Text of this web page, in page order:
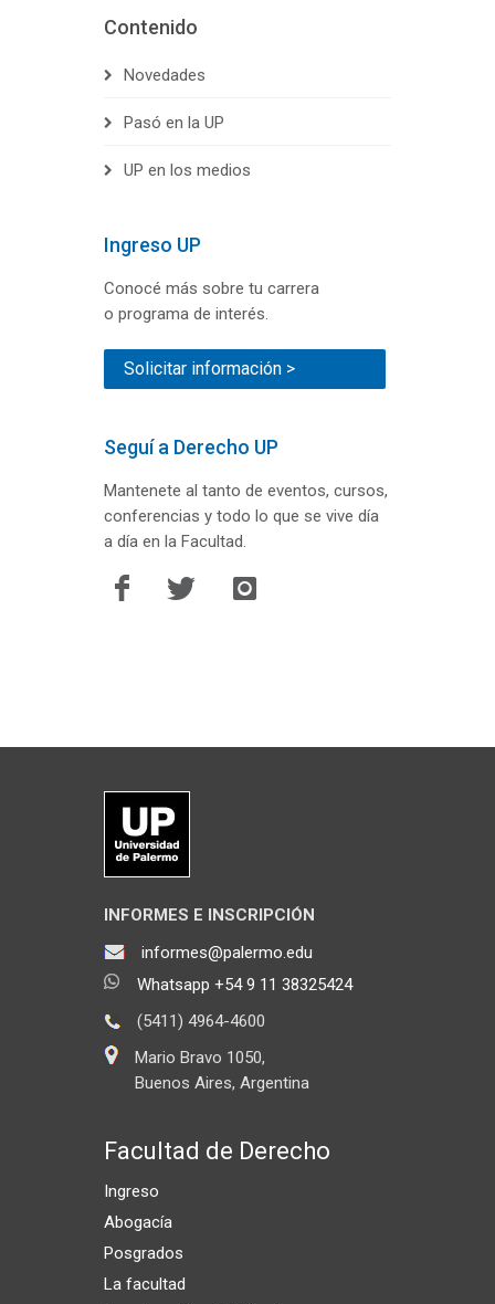
Contenido
Novedades
Pasó en la UP
UP en los medios
Ingreso UP
Conocé más sobre tu carrera
o programa de interés.
Solicitar información >
Seguí a Derecho UP
Mantenete al tanto de eventos, cursos,
conferencias y todo lo que se vive día
a día en la Facultad.
INFORMES E INSCRIPCIÓN
informes@palermo.edu
Whatsapp +54 9 11 38325424
(5411) 4964-4600
Mario Bravo 1050,
Buenos Aires, Argentina
Facultad de Derecho
Ingreso
Abogacía
Posgrados
La facultad